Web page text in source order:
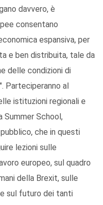
davvero, è
consentano
espansiva, per
e ben distribuita, tale da
delle condizioni di
Parteciperanno al
istituzioni regionali e
Summer School,
che in questi
lezioni sulle
europeo, sul quadro
della Brexit, sulle
sul futuro dei tanti